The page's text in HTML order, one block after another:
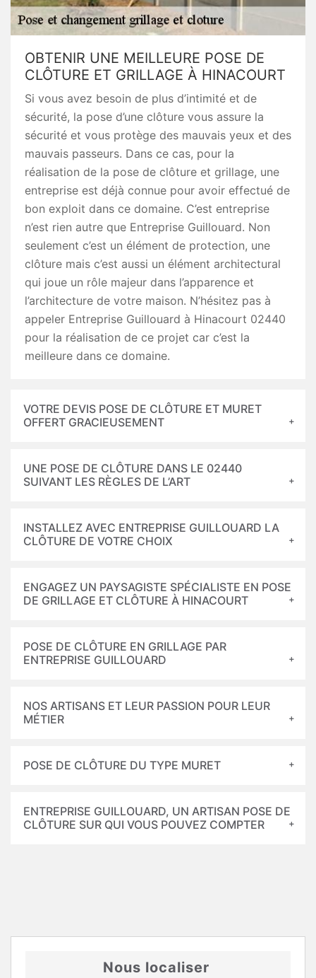
OBTENIR UNE MEILLEURE POSE DE
CLÔTURE ET GRILLAGE À HINACOURT
Si vous avez besoin de plus d’intimité et de
sécurité, la pose d’une clôture vous assure la
sécurité et vous protège des mauvais yeux et des
mauvais passeurs. Dans ce cas, pour la
réalisation de la pose de clôture et grillage, une
entreprise est déjà connue pour avoir effectué de
bon exploit dans ce domaine. C’est entreprise
n’est rien autre que Entreprise Guillouard. Non
seulement c’est un élément de protection, une
clôture mais c’est aussi un élément architectural
qui joue un rôle majeur dans l’apparence et
l’architecture de votre maison. N’hésitez pas à
appeler Entreprise Guillouard à Hinacourt 02440
pour la réalisation de ce projet car c’est la
meilleure dans ce domaine.
VOTRE DEVIS POSE DE CLÔTURE ET MURET
OFFERT GRACIEUSEMENT
UNE POSE DE CLÔTURE DANS LE 02440
SUIVANT LES RÈGLES DE L’ART
INSTALLEZ AVEC ENTREPRISE GUILLOUARD LA
CLÔTURE DE VOTRE CHOIX
ENGAGEZ UN PAYSAGISTE SPÉCIALISTE EN POSE
DE GRILLAGE ET CLÔTURE À HINACOURT
POSE DE CLÔTURE EN GRILLAGE PAR
ENTREPRISE GUILLOUARD
NOS ARTISANS ET LEUR PASSION POUR LEUR
MÉTIER
POSE DE CLÔTURE DU TYPE MURET
ENTREPRISE GUILLOUARD, UN ARTISAN POSE DE
CLÔTURE SUR QUI VOUS POUVEZ COMPTER
Nous localiser